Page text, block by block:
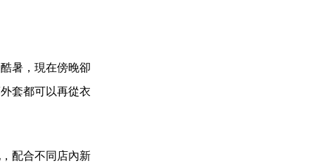
暑，現在傍晚卻
套都可以再從衣
配合不同店內新